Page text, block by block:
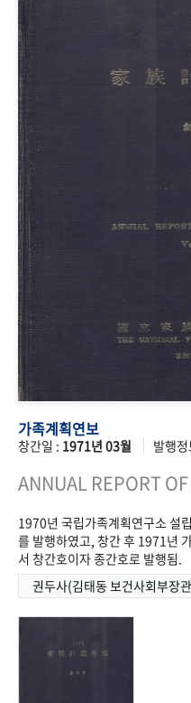
가족계획연보
창간일 : 1971년 03월 발행
ANNUAL REPORT
1970년 국립가족계획연구소 설
를 발행하였고, 창간 후 1971년
서 창간호이자 종간호로 발행됨.
권두사(김태동 보건사회부장